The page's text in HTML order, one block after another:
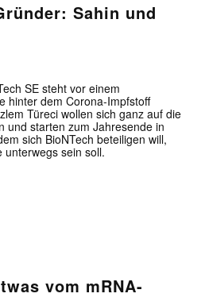
Sahin und
SE steht vor einem
hinter dem Corona-Impfstoff
Türeci wollen sich ganz auf die
und starten zum Jahresende in
sich BioNTech beteiligen will,
sein soll.
vom mRNA-